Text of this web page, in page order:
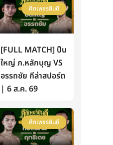
ศึกเพชรยินดี
[FULL MATCH] ปืน
ใหญ่ ภ.หลักบุญ VS
อรรถชัย กีล่าสปอร์ต
| 6 ส.ค. 69
ศึกเพชรยินดี